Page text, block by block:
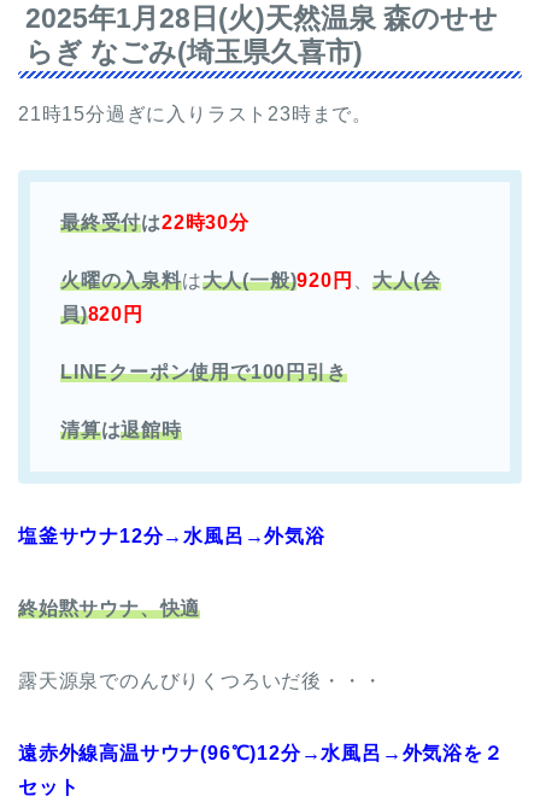
2025年1月28日(火)天然温泉 森のせせ
らぎ なごみ(埼玉県久喜市)
21時15分過ぎに入りラスト23時まで。
最終受付は22時30分
火曜の入泉料は大人(一般)920円 、大人(会
員)820円
LINEクーポン使用で100円引き
清算は退館時
塩釜サウナ12分→水風呂→外気浴
終始黙サウナ、快適
露天源泉でのんびりくつろいだ後・・・
遠赤外線高温サウナ(96℃)12分→水風呂→外気浴を２
セット